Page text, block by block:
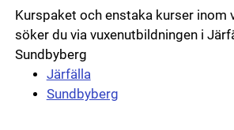
Kurspaket och enstaka kurser inom
söker du via vuxenutbildningen i
Sundbyberg
Järfälla
Sundbyberg